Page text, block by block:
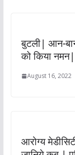
बुटली| आन-
को किया नमन|
August 16, 2022
आरोग्य